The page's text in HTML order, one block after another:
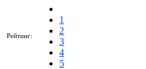
Рейтинг:
1
2
3
4
5